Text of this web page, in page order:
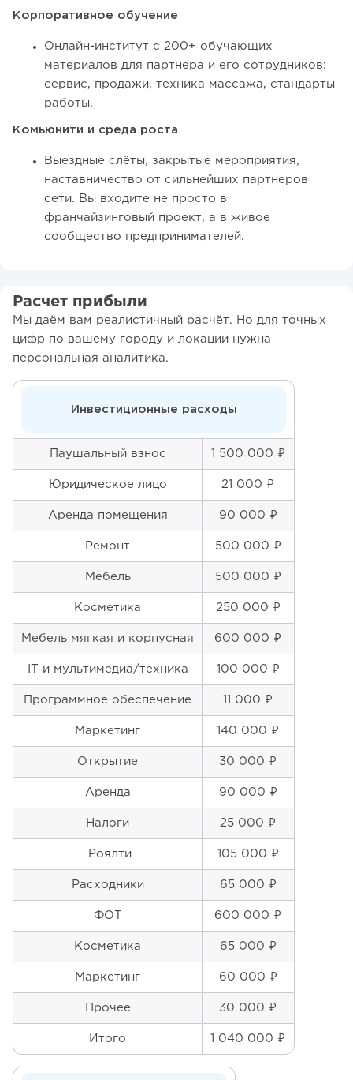
Корпоративное обучение
Онлайн-институт с 200+ обучающих
материалов для партнера и его сотрудников:
сервис, продажи, техника массажа, стандарты
работы.
Комьюнити и среда роста
Выездные слёты, закрытые мероприятия,
наставничество от сильнейших партнеров
сети. Вы входите не просто в
франчайзинговый проект, а в живое
сообщество предпринимателей.
Расчет прибыли
Мы даём вам реалистичный расчёт. Но для точных
цифр по вашему городу и локации нужна
персональная аналитика.
Инвестиционные расходы
Паушальный взнос 1 500 000 ₽
Юридическое лицо 21 000 ₽
Аренда помещения 90 000 ₽
Ремонт 500 000 ₽
Мебель 500 000 ₽
Косметика 250 000 ₽
Мебель мягкая и корпусная 600 000 ₽
IT и мультимедиа/техника 100 000 ₽
Программное обеспечение 11 000 ₽
Маркетинг 140 000 ₽
Открытие 30 000 ₽
Аренда 90 000 ₽
Налоги 25 000 ₽
Роялти 105 000 ₽
Расходники 65 000 ₽
ФОТ 600 000 ₽
Косметика 65 000 ₽
Маркетинг 60 000 ₽
Прочее 30 000 ₽
Итого 1 040 000 ₽